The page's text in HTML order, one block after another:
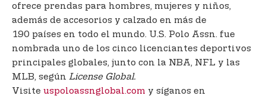
ofrece prendas para hombres, mujeres y niños,
además de accesorios y calzado en más de
190 países en todo el mundo. U.S. Polo Assn. fue
nombrada uno de los cinco licenciantes deportivos
principales globales, junto con la NBA, NFL y las
MLB, según License Global.
Visite uspoloassnglobal.com y síganos en